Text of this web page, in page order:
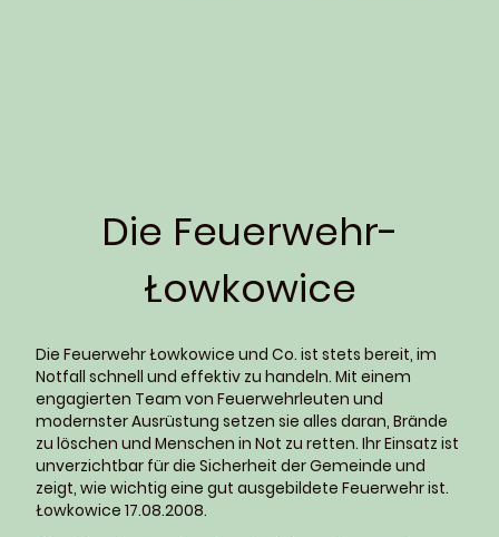
Die Feuerwehr-
Łowkowice
Die Feuerwehr Łowkowice und Co. ist stets bereit, im
Notfall schnell und effektiv zu handeln. Mit einem
engagierten Team von Feuerwehrleuten und
modernster Ausrüstung setzen sie alles daran, Brände
zu löschen und Menschen in Not zu retten. Ihr Einsatz ist
unverzichtbar für die Sicherheit der Gemeinde und
zeigt, wie wichtig eine gut ausgebildete Feuerwehr ist.
Łowkowice 17.08.2008.